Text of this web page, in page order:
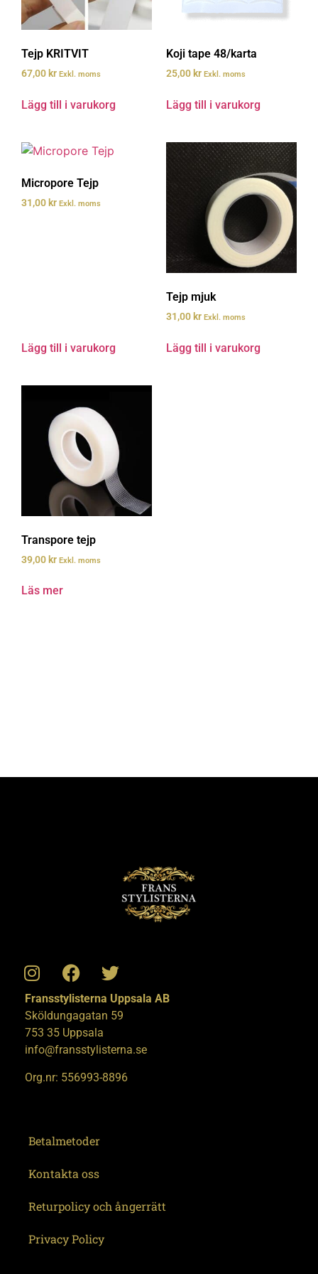
Tejp KRITVIT
67,00 kr Exkl. moms
Lägg till i varukorg
Koji tape 48/karta
25,00 kr Exkl. moms
Lägg till i varukorg
Micropore Tejp
31,00 kr Exkl. moms
Lägg till i varukorg
Tejp mjuk
31,00 kr Exkl. moms
Lägg till i varukorg
Transpore tejp
39,00 kr Exkl. moms
Läs mer
Fransstylisterna Uppsala AB
Sköldungagatan 59
753 35 Uppsala
info@fransstylisterna.se
Org.nr: 556993-8896
Betalmetoder
Kontakta oss
Returpolicy och ångerrätt
Privacy Policy